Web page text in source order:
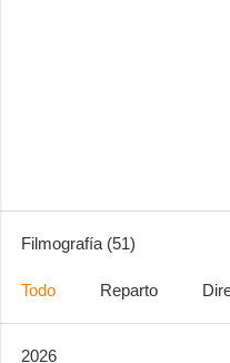
Filmografía (51)
Todo Reparto
2026